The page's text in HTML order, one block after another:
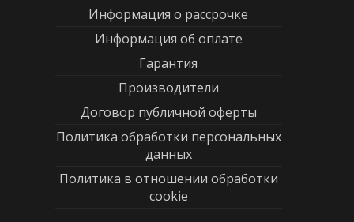
Информация о рассрочке
Информация об оплате
Гарантия
Производители
Договор публичной оферты
Политика обработки персональных
данных
Политика в отношении обработки
cookie